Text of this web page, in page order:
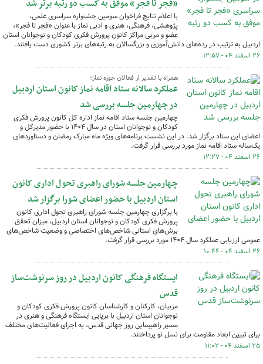
«فجر تا فجر» موفق به کسب دو رتبه برتر شد
با اعلام نتایج فراخوان سومین جشنواره سراسری علمی،
پژوهشی، فرهنگی، هنری و ادبی نماز با عنوان «فجر تا فجر»،
عضو و مربی مراکز کانون پرورش فکری کودکان و نوجوانان استان
اردبیل به ترتیب در رده‌های دانش‌آموزی و بزرگسالان به رتبه‌های برتر کشوری دست یافتند.
۲۶ اسفند ۰۴ - ۱۲:۵۷
همراه با تقدیر از فعالان حوزه نماز؛
عملکرد سالانه ستاد اقامه نماز کانون استان اردبیل
در چهارمین جلسه بررسی شد
چهارمین جلسه ستاد اقامه نماز اداره کل کانون پرورش فکری
کودکان و نوجوانان استان در سال ۱۴۰۴ با حضور مدیرکل و
اعضای این ستاد برگزار شد. در این نشست برنامه‌های ویژه ماه مبارک رمضان و دستاوردهای
یک‌ساله ستاد اقامه نماز مورد بررسی قرار گرفت.
۲۶ اسفند ۰۴ - ۱۲:۲۷
چهارمین جلسه شورای راهبری تحول اداری کانون
استان اردبیل با حضور اعضای شورا برگزار شد
با برگزاری چهارمین جلسه شورای راهبری تحول اداری کانون
پرورش فکری کودکان و نوجوانان استان اردبیل، میزان تحقق
برش‌های استانی شاخص‌های اختصاصی و وضعیت شاخص‌های
عمومی ارزیابی عملکرد سال ۱۴۰۴ مورد بررسی قرار گرفت.
۲۶ اسفند ۰۴ - ۱۰:۴۴
ایستگاه فرهنگی کانون اردبیل در روز سرنوشت‌ساز
قدس
مربیان، کارکنان و کارشناسان کانون پرورش فکری کودکان و
نوجوانان استان اردبیل با برپایی ایستگاه فرهنگی و هنری در
مسیر راهپیمایی روز جهانی قدس، به اجرای فعالیت‌های مختلف
برای تبیین ابعاد مقاومت برای نسل نو پرداختند.
۲۵ اسفند ۰۴ - ۱۱:۰۲